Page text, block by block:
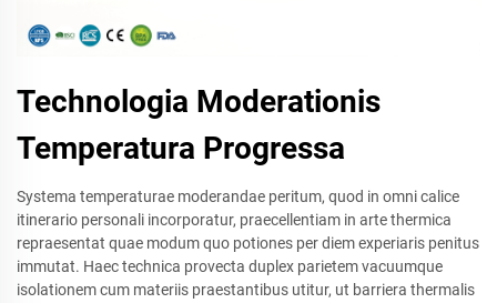
Technologia Moderationis
Temperatura Progressa
Systema temperaturae moderandae peritum, quod in omni calice
itinerario personali incorporatur, praecellentiam in arte thermica
repraesentat quae modum quo potiones per diem experiaris penitus
immutat. Haec technica provecta duplex parietem vacuumque
isolationem cum materiis praestantibus utitur, ut barriera thermalis